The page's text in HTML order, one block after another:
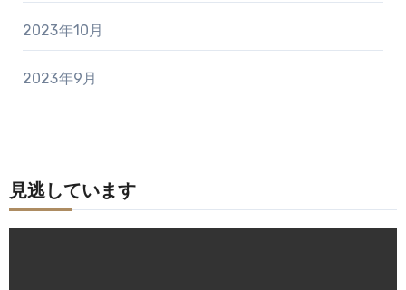
2023年10月
2023年9月
見逃しています